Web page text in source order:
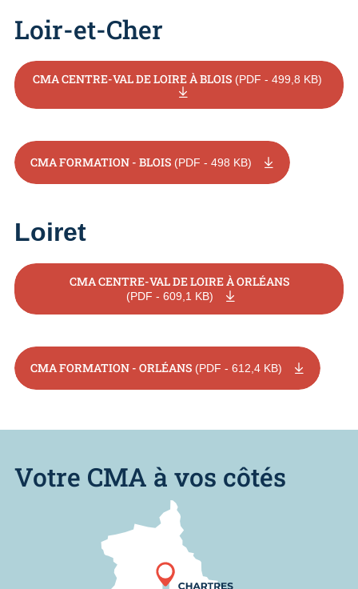
Loir-et-Cher
CMA CENTRE-VAL DE LOIRE À BLOIS (PDF - 499,8 KB)
CMA FORMATION - BLOIS (PDF - 498 KB)
Loiret
CMA CENTRE-VAL DE LOIRE À ORLÉANS
(PDF - 609,1 KB)
CMA FORMATION - ORLÉANS (PDF - 612,4 KB)
Votre CMA à vos côtés